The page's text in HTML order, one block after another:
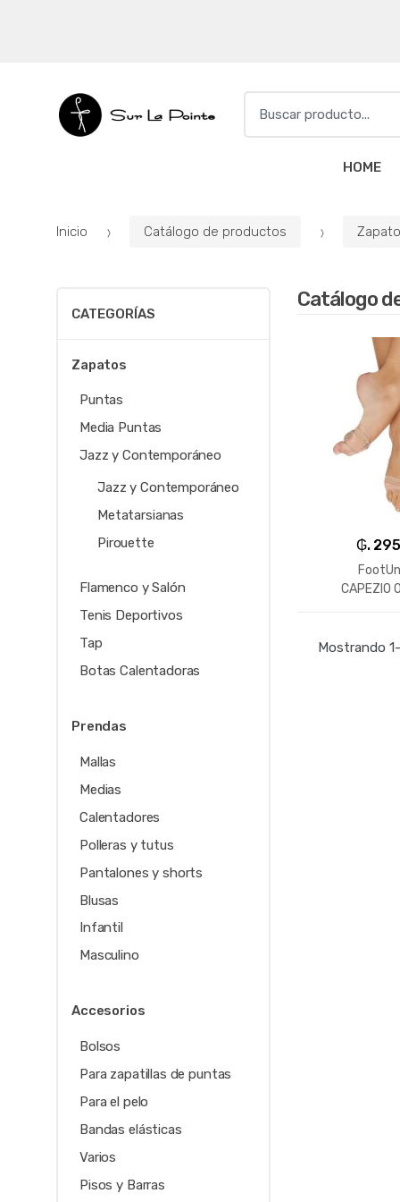
f
HOME
Inicio Catálogo de productos
Catálogo
₲.
CAPEZIO
Mostrando
CATEGORÍAS
Zapatos
Puntas
Media Puntas
Jazz y Contemporáneo
Jazz y Contemporáneo
Metatarsianas
Pirouette
Flamenco y Salón
Tenis Deportivos
Tap
Botas Calentadoras
Prendas
Mallas
Medias
Calentadores
Polleras y tutus
Pantalones y shorts
Blusas
Infantil
Masculino
Accesorios
Bolsos
Para zapatillas de puntas
Para el pelo
Bandas elásticas
Varios
Pisos y Barras